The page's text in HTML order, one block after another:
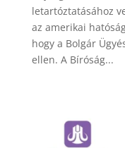
letartóztatásához
az amerikai
hogy a Bolgár
ellen. A Bíróság...